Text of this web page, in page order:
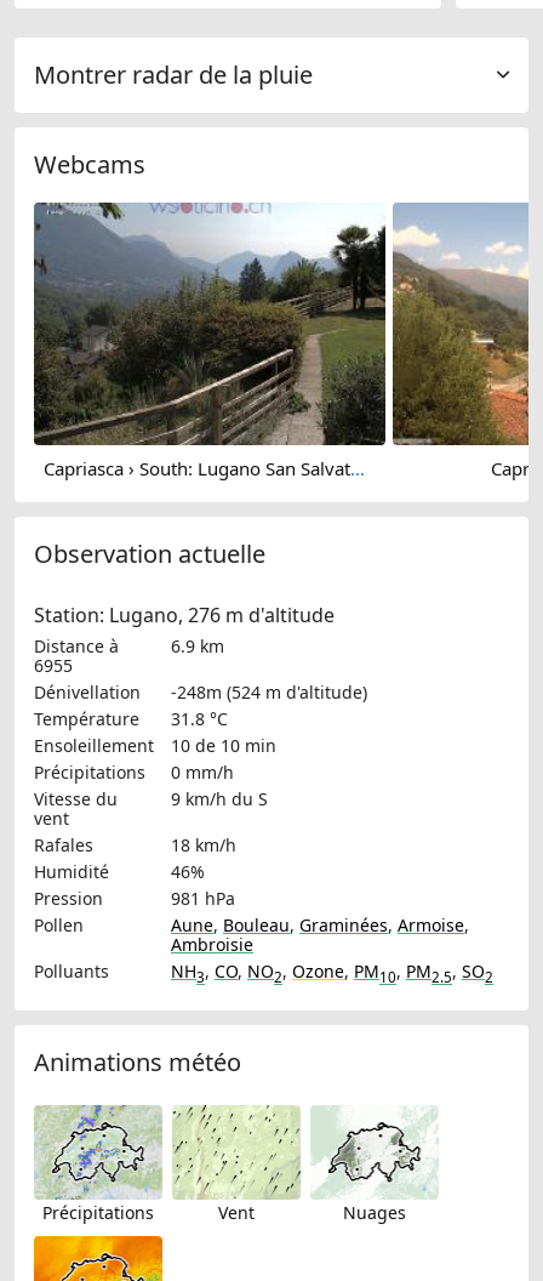
Montrer radar de la pluie
Webcams
Capriasca › South: Lugano San Salvatore
Observation actuelle
Station: Lugano, 276 m d'altitude
Distance à
6955
6.9 km
Dénivellation
-248m (524 m d'altitude)
Température
31.8 °C
Ensoleillement
10 de 10 min
Précipitations
0 mm/h
Vitesse du
vent
9 km/h du S
Rafales
18 km/h
Humidité
46%
Pression
981 hPa
Pollen
Aune, Bouleau, Graminées, Armoise,
Ambroisie
Polluants
NH3, CO, NO2, Ozone, PM10, PM2.5, SO2
Animations météo
Précipitations Vent Nuages